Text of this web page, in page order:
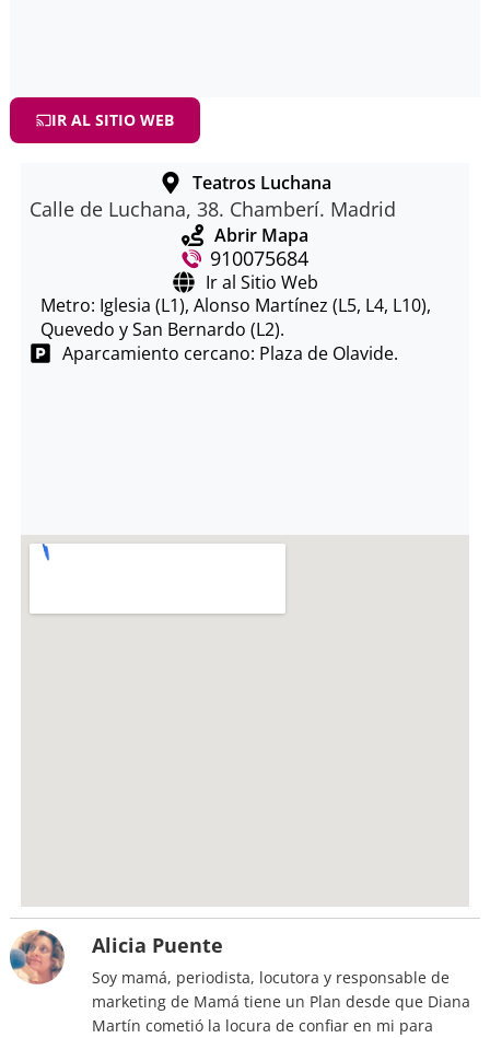
IR AL SITIO WEB
Teatros Luchana
Calle de Luchana, 38. Chamberí. Madrid
Abrir Mapa
910075684
Ir al Sitio Web
Metro: Iglesia (L1), Alonso Martínez (L5, L4, L10),
Quevedo y San Bernardo (L2).
Aparcamiento cercano: Plaza de Olavide.
Alicia Puente
Soy mamá, periodista, locutora y responsable de
marketing de Mamá tiene un Plan desde que Diana
Martín cometió la locura de confiar en mi para